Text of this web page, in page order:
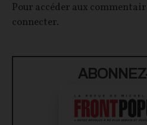
Pour accéder aux
connecter.